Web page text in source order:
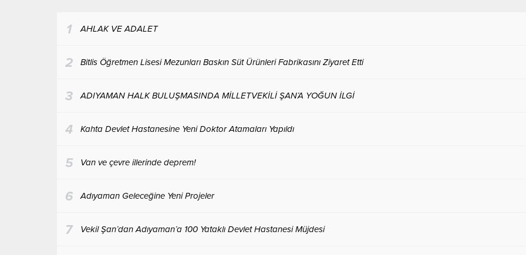
düzenlenen festival,...
1 AHLAK VE ADALET
2 Bitlis Öğretmen Lisesi Mezunları Baskın Süt Ürünleri Fabrikasını Ziyaret Etti
3 ADIYAMAN HALK BULUŞMASINDA MİLLETVEKİLİ ŞAN’A YOĞUN İLGİ
4 Kahta Devlet Hastanesine Yeni Doktor Atamaları Yapıldı
5 Van ve çevre illerinde deprem!
6 Adıyaman Geleceğine Yeni Projeler
7 Vekil Şan’dan Adıyaman’a 100 Yataklı Devlet Hastanesi Müjdesi